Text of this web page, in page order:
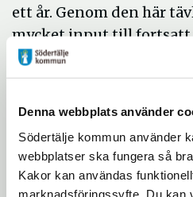
Denna webbplats använder
Södertälje kommun använder
webbplatser ska fungera så
Kakor kan användas
marknadsföringssyfte. Du kan
ett år. Genom den här
mycket input till fortsatt
också ett starkt intresse
engagemang för vad vi